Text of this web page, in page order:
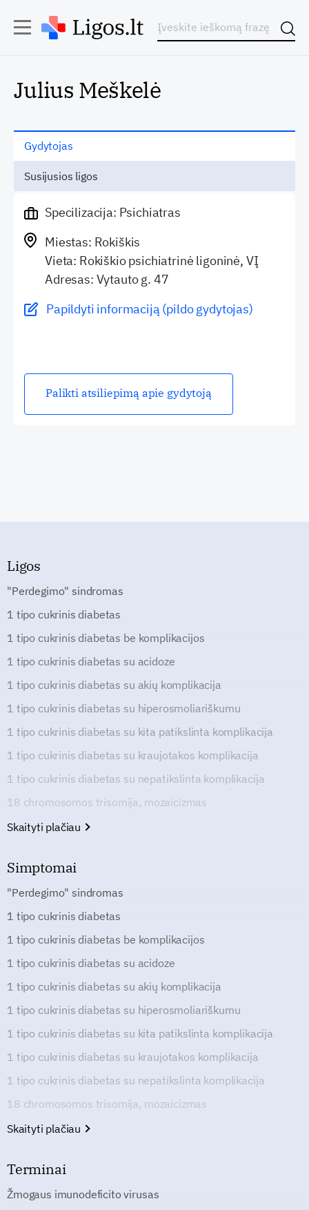
Julius Meškelė
Gydytojas
Susijusios ligos
Specilizacija: Psichiatras
Miestas: Rokiškis
Vieta: Rokiškio psichiatrinė ligoninė, VĮ
Adresas: Vytauto g. 47
Papildyti informaciją (pildo gydytojas)
Palikti atsiliepimą apie gydytoją
Ligos
"Perdegimo" sindromas
1 tipo cukrinis diabetas
1 tipo cukrinis diabetas be komplikacijos
1 tipo cukrinis diabetas su acidoze
1 tipo cukrinis diabetas su akių komplikacija
1 tipo cukrinis diabetas su hiperosmoliariškumu
1 tipo cukrinis diabetas su kita patikslinta komplikacija
1 tipo cukrinis diabetas su kraujotakos komplikacija
1 tipo cukrinis diabetas su nepatikslinta komplikacija
18 chromosomos trisomija, mozaicizmas
Skaityti plačiau
Simptomai
"Perdegimo" sindromas
1 tipo cukrinis diabetas
1 tipo cukrinis diabetas be komplikacijos
1 tipo cukrinis diabetas su acidoze
1 tipo cukrinis diabetas su akių komplikacija
1 tipo cukrinis diabetas su hiperosmoliariškumu
1 tipo cukrinis diabetas su kita patikslinta komplikacija
1 tipo cukrinis diabetas su kraujotakos komplikacija
1 tipo cukrinis diabetas su nepatikslinta komplikacija
18 chromosomos trisomija, mozaicizmas
Skaityti plačiau
Terminai
Žmogaus imunodeficito virusas